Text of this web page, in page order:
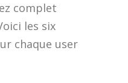
complet
les six
chaque user